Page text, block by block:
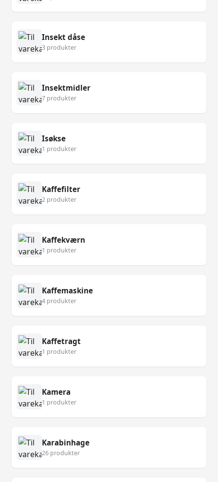
Insekt dåse
3 produkter
Insektmidler
7 produkter
Isøkse
1 produkter
Kaffefilter
2 produkter
Kaffekværn
1 produkter
Kaffemaskine
4 produkter
Kaffetragt
1 produkter
Kamera
1 produkter
Karabinhage
26 produkter